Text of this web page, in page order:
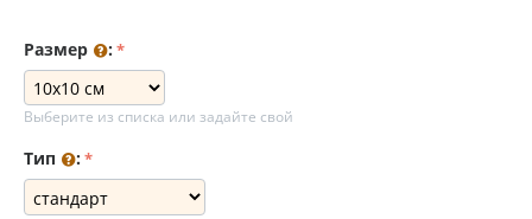
Размер :
Выберите из списка или задайте свой
Тип :